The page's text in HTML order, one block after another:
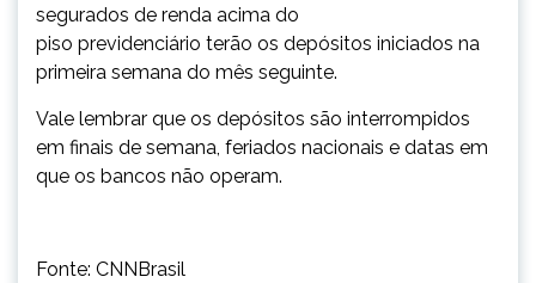
segurados de renda acima do
piso previdenciário terão os depósitos iniciados na
primeira semana do mês seguinte.
Vale lembrar que os depósitos são interrompidos
em finais de semana, feriados nacionais e datas em
que os bancos não operam.
Fonte: CNNBrasil